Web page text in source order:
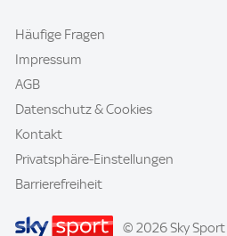
Häufige Fragen
Impressum
AGB
Datenschutz & Cookies
Kontakt
Privatsphäre-Einstellungen
Barrierefreiheit
© 2026 Sky Sport